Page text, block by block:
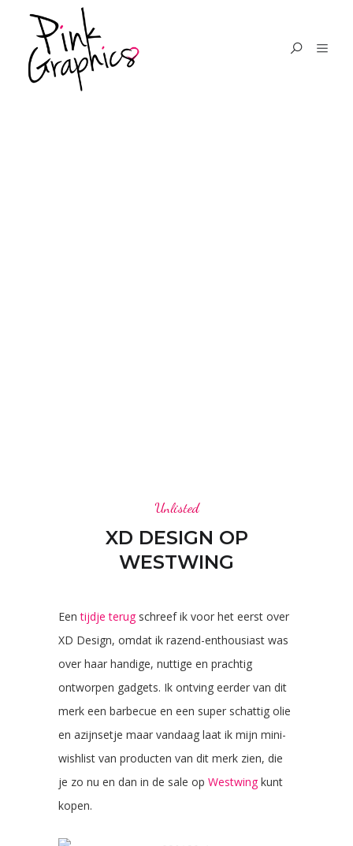
Unlisted
XD DESIGN OP
WESTWING
Eentijdje terug schreef ik voor het eerst over
XD Design, omdat ik razend-enthousiast was
over haar handige, nuttige en prachtig
ontworpen gadgets. Ik ontving eerder van dit
merk een barbecue en een super schattig olie
en azijnsetje maar vandaag laat ik mijn mini-
wishlist van producten van dit merk zien, die
je zo nu en dan in de sale op Westwing kunt
kopen.